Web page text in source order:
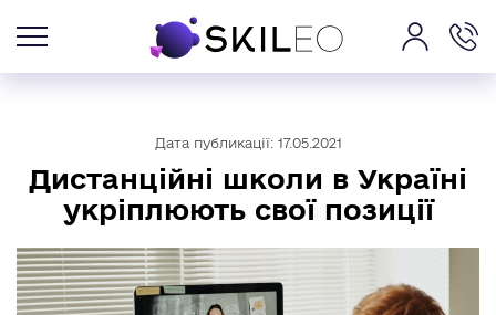
Дата публикації: 17.05.2021
Дистанційні школи в Україні
укріплюють свої позиції